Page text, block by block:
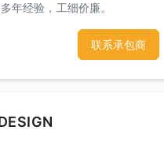
年经验，工细价廉。
联系承包商